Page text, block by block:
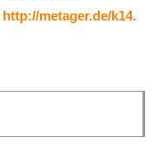
http://metager.de/k14.